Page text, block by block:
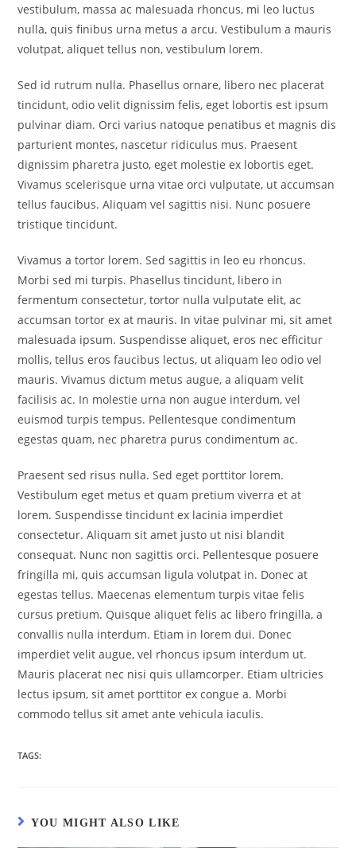
vestibulum, massa ac malesuada rhoncus, mi leo luctus
nulla, quis finibus urna metus a arcu. Vestibulum a mauris
volutpat, aliquet tellus non, vestibulum lorem.
Sed id rutrum nulla. Phasellus ornare, libero nec placerat
tincidunt, odio velit dignissim felis, eget lobortis est ipsum
pulvinar diam. Orci varius natoque penatibus et magnis dis
parturient montes, nascetur ridiculus mus. Praesent
dignissim pharetra justo, eget molestie ex lobortis eget.
Vivamus scelerisque urna vitae orci vulputate, ut accumsan
tellus faucibus. Aliquam vel sagittis nisi. Nunc posuere
tristique tincidunt.
Vivamus a tortor lorem. Sed sagittis in leo eu rhoncus.
Morbi sed mi turpis. Phasellus tincidunt, libero in
fermentum consectetur, tortor nulla vulputate elit, ac
accumsan tortor ex at mauris. In vitae pulvinar mi, sit amet
malesuada ipsum. Suspendisse aliquet, eros nec efficitur
mollis, tellus eros faucibus lectus, ut aliquam leo odio vel
mauris. Vivamus dictum metus augue, a aliquam velit
facilisis ac. In molestie urna non augue interdum, vel
euismod turpis tempus. Pellentesque condimentum
egestas quam, nec pharetra purus condimentum ac.
Praesent sed risus nulla. Sed eget porttitor lorem.
Vestibulum eget metus et quam pretium viverra et at
lorem. Suspendisse tincidunt ex lacinia imperdiet
consectetur. Aliquam sit amet justo ut nisi blandit
consequat. Nunc non sagittis orci. Pellentesque posuere
fringilla mi, quis accumsan ligula volutpat in. Donec at
egestas tellus. Maecenas elementum turpis vitae felis
cursus pretium. Quisque aliquet felis ac libero fringilla, a
convallis nulla interdum. Etiam in lorem dui. Donec
imperdiet velit augue, vel rhoncus ipsum interdum ut.
Mauris placerat nec nisi quis ullamcorper. Etiam ultricies
lectus ipsum, sit amet porttitor ex congue a. Morbi
commodo tellus sit amet ante vehicula iaculis.
TAGS:
YOU MIGHT ALSO LIKE